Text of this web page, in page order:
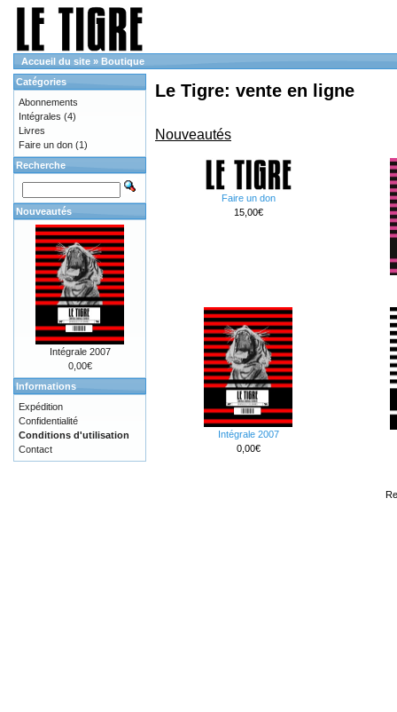
Accueil du site » Boutique
Le Tigre: vente en ligne
Nouveautés
Faire un don
15,00€
Intégrale 2007
0,00€
Catégories
Abonnements
Intégrales (4)
Livres
Faire un don (1)
Recherche
Nouveautés
Intégrale 2007
0,00€
Informations
Expédition
Confidentialité
Conditions d'utilisation
Contact